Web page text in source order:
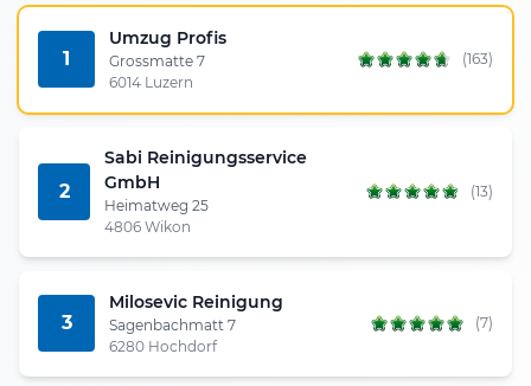
1
Umzug Profis
Grossmatte 7
6014 Luzern
(163)
2
Sabi Reinigungsservice
GmbH
Heimatweg 25
4806 Wikon
(13)
3
Milosevic Reinigung
Sagenbachmatt 7
6280 Hochdorf
(7)